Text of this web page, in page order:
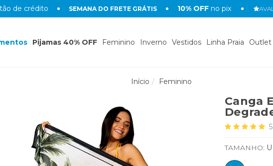
de crédito SEMANA DO FRETE GRÁTIS 10% OFF no pix
Pijamas 40% OFF Feminino Inverno Vestidos Linha Praia Outlet
Início Feminino
Canga
5
TAMANHO: U